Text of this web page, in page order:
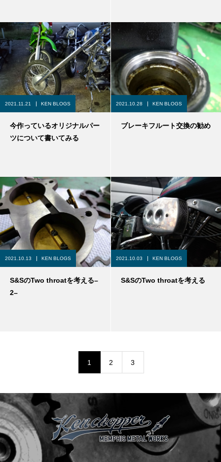
2021.11.21 KEN BLOGS
今作っているオリジナルパー
ツについて書いてみる
2021.10.28 KEN BLOGS
ブレーキフルート交換の勧め
2021.10.13 KEN BLOGS
S&SのTwo throatを考える–
2–
2021.10.03 KEN BLOGS
S&SのTwo throatを考える
1 2 3